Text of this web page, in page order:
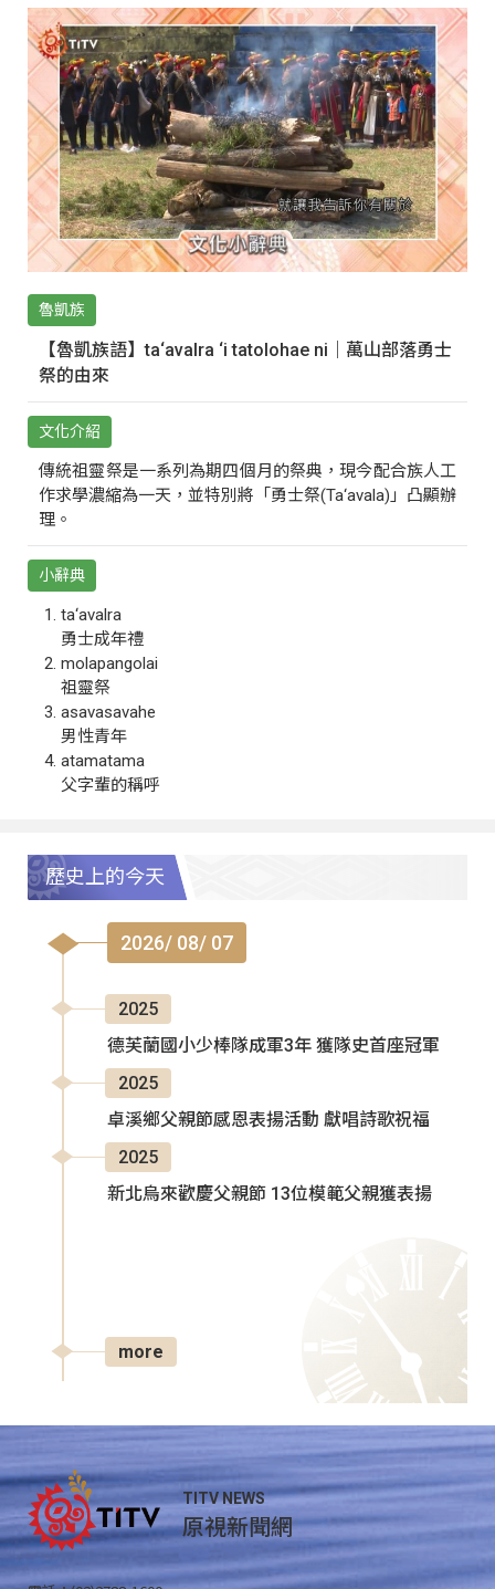
魯凱族
【魯凱族語】ta‘avalra ‘i tatolohae ni｜萬山部落勇士
祭的由來
文化介紹
傳統祖靈祭是一系列為期四個月的祭典，現今配合族人工
作求學濃縮為一天，並特別將「勇士祭(Ta‘avala)」凸顯辦
理。
小辭典
ta‘avalra
勇士成年禮
molapangolai
祖靈祭
asavasavahe
男性青年
atamatama
父字輩的稱呼
歷史上的今天
2026/ 08/ 07
2025
德芙蘭國小少棒隊成軍3年 獲隊史首座冠軍
2025
卓溪鄉父親節感恩表揚活動 獻唱詩歌祝福
2025
新北烏來歡慶父親節 13位模範父親獲表揚
more
TITV NEWS
原視新聞網